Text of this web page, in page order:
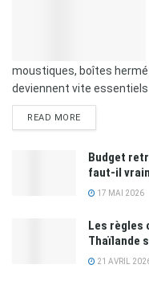
moustiques, boîtes
deviennent vite essentiels
READ MORE
Budget
faut-il
17 MAI 2026
Les règles
Thaïlande
21 AVRIL